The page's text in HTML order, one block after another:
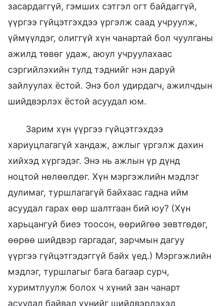
засардаггүй, гэмших сэтгэл огт байдаггүй,
үүргээ гүйцэтгэхдээ үргэлж саад учруулж,
үймүүлдэг, олиггүй хүн чанартай бол чуулганы
ажилд төвөг удаж, аюул учруулахаас
сэргийлэхийн тулд тэднийг нэн даруй
зайлуулах ёстой. Энэ бол удирдагч, ажилчдын
шийдвэрлэх ёстой асуудал юм.
Зарим хүн үүргээ гүйцэтгэхдээ
хариуцлагагүй хандаж, ажлыг үргэлж дахин
хийхэд хүргэдэг. Энэ нь ажлын үр дүнд
ноцтой нөлөөлдөг. Хүн мэргэжлийн мэдлэг
дулимаг, туршлагагүй байхаас гадна ийм
асуудал гарах өөр шалтгаан бий юу? (Хүн
харьцангуй биеэ тоосон, өөрийгөө зөвтгөдөг,
өөрөө шийдвэр гаргадаг, зарчмын дагуу
үүргээ гүйцэтгэдэггүй байх үед.) Мэргэжлийн
мэдлэг, туршлагыг бага багаар сурч,
хуримтлуулж болох ч хүний зан чанарт
асуудал байвал үүнийг шийдвэрлэхэд